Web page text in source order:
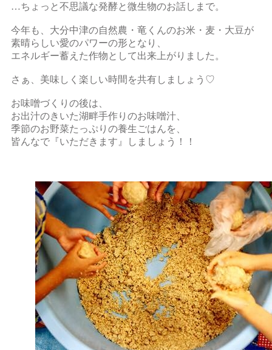
…ちょっと不思議な発酵と微生物のお話しまで。
今年も、大分中津の自然農・竜くんのお米・麦・大豆が
素晴らしい愛のパワーの形となり、
エネルギー蓄えた作物として出来上がりました。
さぁ、美味しく楽しい時間を共有しましょう♡
お味噌づくりの後は、
お出汁のきいた湖畔手作りのお味噌汁、
季節のお野菜たっぷりの養生ごはんを、
皆んなで『いただきます』しましょう！！